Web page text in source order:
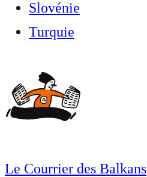
Slovénie
Turquie
Le Courrier des Balkans